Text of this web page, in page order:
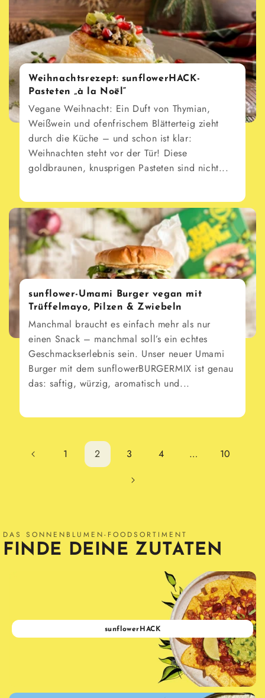
Weihnachtsrezept: sunflowerHACK-
Pasteten „à la Noël“
Vegane Weihnacht: Ein Duft von Thymian,
Weißwein und ofenfrischem Blätterteig zieht
durch die Küche – und schon ist klar:
Weihnachten steht vor der Tür! Diese
goldbraunen, knusprigen Pasteten sind nicht...
sunflower-Umami Burger vegan mit
Trüffelmayo, Pilzen & Zwiebeln
Manchmal braucht es einfach mehr als nur
einen Snack – manchmal soll’s ein echtes
Geschmackserlebnis sein. Unser neuer Umami
Burger mit dem sunflowerBURGERMIX ist genau
das: saftig, würzig, aromatisch und...
1 2 3 4 … 10
DAS SONNENBLUMEN-FOODSORTIMENT
FINDE DEINE ZUTATEN
sunflowerHACK